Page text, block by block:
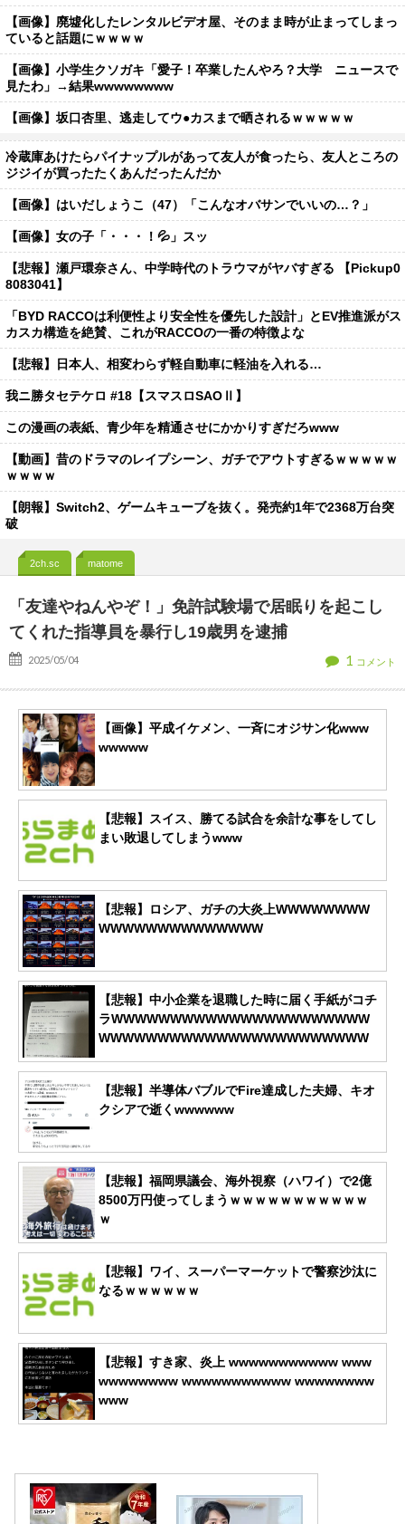
【画像】廃墟化したレンタルビデオ屋、そのまま時が止まってしまっ
ていると話題にｗｗｗｗ
【画像】小学生クソガキ「愛子！卒業したんやろ？大学 ニュースで
見たわ」→結果wwwwwwww
【画像】坂口杏里、逃走してウ●カスまで晒されるｗｗｗｗｗ
冷蔵庫あけたらパイナップルがあって友人が食ったら、友人ところの
ジジイが買ったたくあんだったんだか
【画像】はいだしょうこ（47）「こんなオバサンでいいの…？」
【画像】女の子「・・・！💦」スッ
【悲報】瀬戸環奈さん、中学時代のトラウマがヤバすぎる 【Pickup0
8083041】
「BYD RACCOは利便性より安全性を優先した設計」とEV推進派がス
カスカ構造を絶賛、これがRACCOの一番の特徴よな
【悲報】日本人、相変わらず軽自動車に軽油を入れる…
我ニ勝タセテケロ #18【スマスロSAOⅡ】
この漫画の表紙、青少年を精通させにかかりすぎだろwww
【動画】昔のドラマのレイプシーン、ガチでアウトすぎるｗｗｗｗｗ
ｗｗｗｗ
【朗報】Switch2、ゲームキューブを抜く。発売約1年で2368万台突
破
2ch.sc matome
「友達やねんやぞ！」免許試験場で居眠りを起こし
てくれた指導員を暴行し19歳男を逮捕
2025/05/04 1 コメント
【画像】平成イケメン、一斉にオジサン化www
wwwww
【悲報】スイス、勝てる試合を余計な事をしてし
まい敗退してしまうwww
【悲報】ロシア、ガチの大炎上WWWWWWWW
WWWWWWWWWWWWWW
【悲報】中小企業を退職した時に届く手紙がコチ
ラWWWWWWWWWWWWWWWWWWWWWW
WWWWWWWWWWWWWWWWWWWWWWW
【悲報】半導体バブルでFire達成した夫婦、キオ
クシアで逝くwwwwww
【悲報】福岡県議会、海外視察（ハワイ）で2億
8500万円使ってしまうｗｗｗｗｗｗｗｗｗｗｗ
ｗ
【悲報】ワイ、スーパーマーケットで警察沙汰に
なるｗｗｗｗｗｗ
【悲報】すき家、炎上 wwwwwwwwwww www
wwwwwwww wwwwwwwwwww wwwwwwww
www